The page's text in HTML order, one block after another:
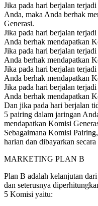
Jika pada hari berjalan
Anda, maka Anda berhak
Generasi.
Jika pada hari berjalan
Anda berhak mendapatkan
Jika pada hari berjalan
Anda berhak mendapatkan
Jika pada hari berjalan
Anda berhak mendapatkan
Jika pada hari berjalan
Anda berhak mendapatkan
Dan jika pada hari berjalan
5 pairing dalam jaringan
mendapatkan Komisi
Sebagaimana Komisi
harian dan dibayarkan
MARKETING PLAN B
Plan B adalah kelanjutan
dan seterusnya
5 Komisi yaitu: